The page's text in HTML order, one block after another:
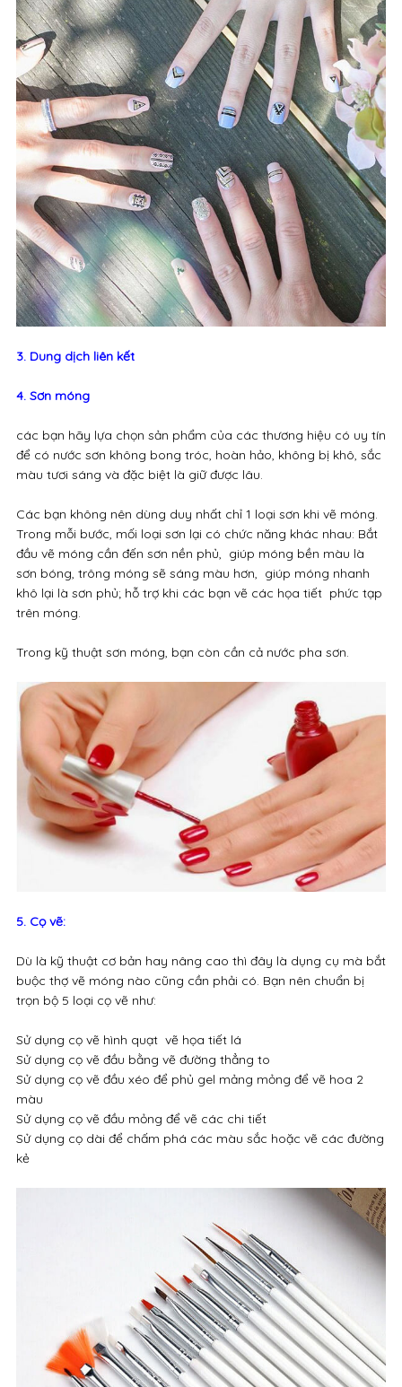
3. Dung dịch liên kết
4. Sơn móng
các bạn hãy lựa chọn sản phẩm của các thương hiệu có uy tín
để có nước sơn không bong tróc, hoàn hảo, không bị khô, sắc
màu tươi sáng và đặc biệt là giữ được lâu.
Các bạn không nên dùng duy nhất chỉ 1 loại sơn khi vẽ móng.
Trong mỗi bước, mối loại sơn lại có chức năng khác nhau: Bắt
đầu vẽ móng cần đến sơn nền phủ, giúp móng bền màu là
sơn bóng, trông móng sẽ sáng màu hơn, giúp móng nhanh
khô lại là sơn phủ; hỗ trợ khi các bạn vẽ các họa tiết phức tạp
trên móng.
Trong kỹ thuật sơn móng, bạn còn cần cả nước pha sơn.
5. Cọ vẽ:
Dù là kỹ thuật cơ bản hay nâng cao thì đây là dụng cụ mà bắt
buộc thợ vẽ móng nào cũng cần phải có. Bạn nên chuẩn bị
trọn bộ 5 loại cọ vẽ như:
Sử dụng cọ vẽ hình quạt vẽ họa tiết lá
Sử dụng cọ vẽ đầu bằng vẽ đường thẳng to
Sử dụng cọ vẽ đầu xéo để phủ gel mảng mỏng để vẽ hoa 2
màu
Sử dụng cọ vẽ đầu mỏng để vẽ các chi tiết
Sử dụng cọ dài để chấm phá các màu sắc hoặc vẽ các đường
kẻ